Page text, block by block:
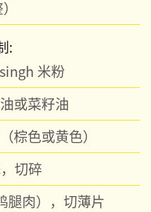
:
米粉
或菜籽油
棕色或黄色）
切碎
腿肉），切薄片